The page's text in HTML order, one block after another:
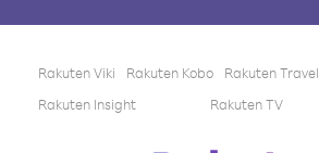
Rakuten Viki Rakuten Kobo Rakuten Travel
Rakuten Insight
Rakuten TV